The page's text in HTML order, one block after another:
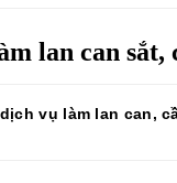
lan can
vụ làm lan can,